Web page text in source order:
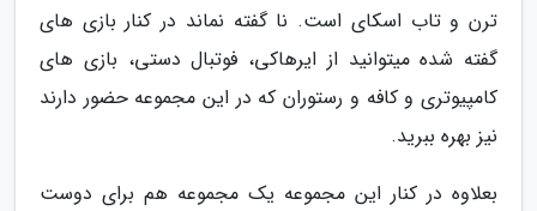
ترن و تاب اسکای است. نا گفته نماند در کنار بازی های
گفته شده میتوانید از ایرهاکی، فوتبال دستی، بازی های
کامپیوتری و کافه و رستوران که در این مجموعه حضور دارند
نیز بهره ببرید.
بعلاوه در کنار این مجموعه یک مجموعه هم برای دوست